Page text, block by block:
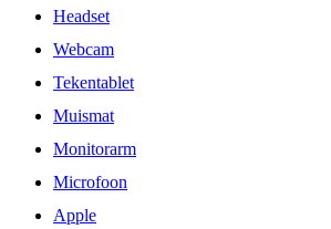
Headset
Webcam
Tekentablet
Muismat
Monitorarm
Microfoon
Apple